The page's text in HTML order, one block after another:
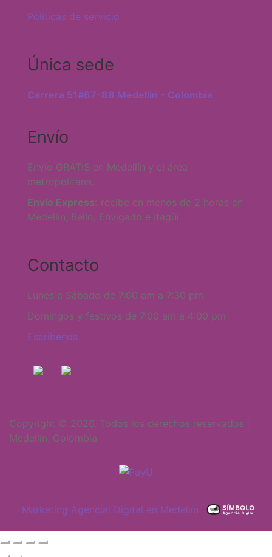
Políticas de servicio
Única sede
Carrera 51#67-88 Medellin - Colombia
Envío
Envío GRATIS en Medellín y el área
metropolitana.
Envío Express: recibe en menos de 2 horas en
Medellín, Bello, Envigado e Itagüí.
Contacto
Lunes a Sábado de 7:00 am a 7:30 pm
Domingos y festivos de 7:00 am a 4:00 pm
Escríbenos
Copyright © 2026. Todos los derechos reservados │
Medellín, Colombia
Marketing Agencial Digital en Medellín